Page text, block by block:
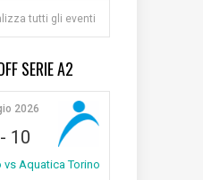
tutti gli eventi
SERIE A2
2026
- 10
Aquatica Torino